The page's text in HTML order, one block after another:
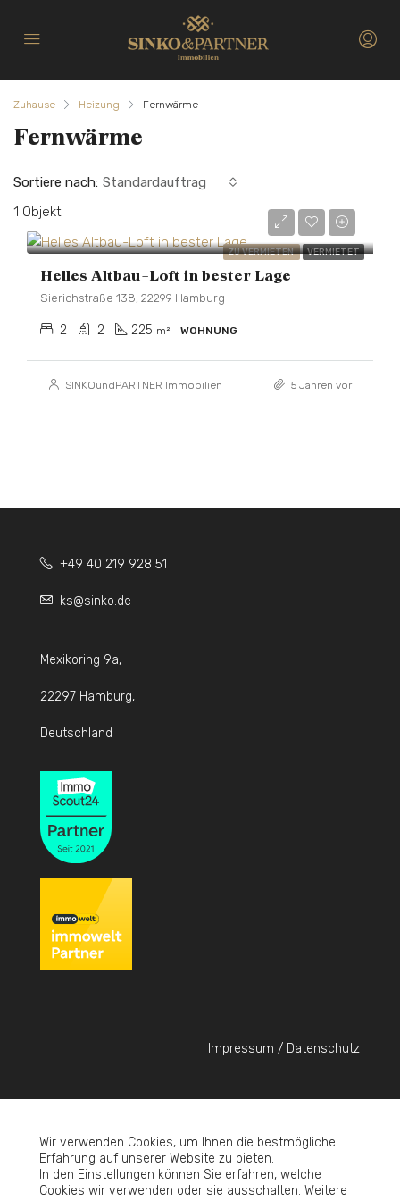
Zuhause Heizung Fernwärme
Fernwärme
1 Objekt
Sortiere nach: Standardauftrag
ZU VERMIETEN VERMIETET
Helles Altbau-Loft in bester Lage
Sierichstraße 138, 22299 Hamburg
2 2 225 m² WOHNUNG
SINKOundPARTNER Immobilien 5 Jahren vor
+49 40 219 928 51
ks@sinko.de
Mexikoring 9a,
22297 Hamburg,
Deutschland
Impressum / Datenschutz
© Sinko&Partner - 2023
Verkaufen Vermieten Services Über uns
Wir verwenden Cookies, um Ihnen die bestmögliche
Erfahrung auf unserer Website zu bieten.
In den Einstellungen können Sie erfahren, welche
Cookies wir verwenden oder sie ausschalten. Weitere